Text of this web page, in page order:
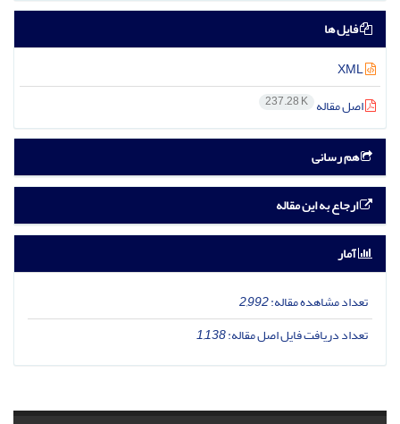
فایل ها
اصل مقاله 237.28 K
هم رسانی
ارجاع به این مقاله
آمار
تعداد مشاهده مقاله:2,992
تعداد دریافت فایل اصل مقاله:1,138